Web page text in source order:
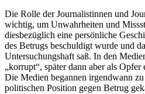
Die Rolle der Journalistinnen und
wichtig, um Unwahrheiten und
diesbezüglich eine persönliche
des Betrugs beschuldigt wurde und
Untersuchungshaft saß. In den
„korrupt“, später dann aber als Opfer
Die Medien begannen irgendwann
politischen Position gegen Betrug